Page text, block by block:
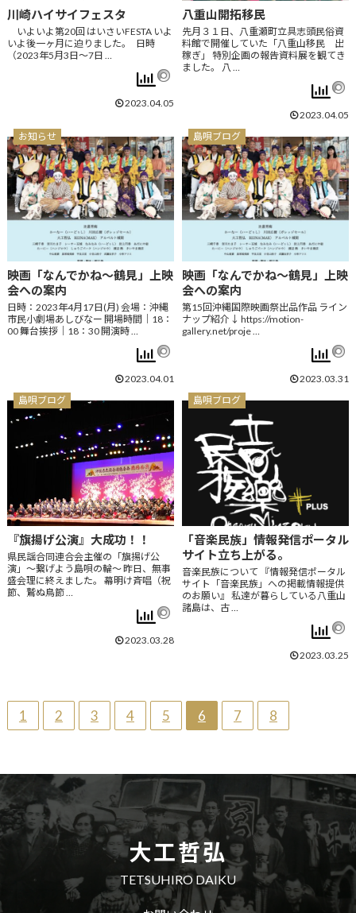
川崎ハイサイフェスタ
いよいよ第20回 はいさいFESTA いよ
いよ後一ヶ月に迫りました。 日時
（2023年5月3日～7日 …
2023.04.05
八重山開拓移民
先月３１日、八重瀬町立具志頭民俗資
料館で開催していた「八重山移民 出
稼ぎ」 特別企画の報告資料展を観てき
ました。 八 …
2023.04.05
お知らせ
映画「なんでかね～鶴見」上映
会への案内
日時：2023年4月17日(月) 会場：沖縄
市民小劇場あしびなー 開場時間｜18：
00 舞台挨拶｜18：30 開演時 …
2023.04.01
島唄ブログ
映画「なんでかね～鶴見」上映
会への案内
第15回沖縄国際映画祭出品作品 ライン
ナップ紹介↓ https://motion-
gallery.net/proje …
2023.03.31
島唄ブログ
『旗揚げ公演』大成功！！
県民謡合同連合会主催の「旗揚げ公
演」～繋げよう島唄の輪～ 昨日、無事
盛会理に終えました。 幕明け斉唱（祝
節、鷲ぬ鳥節 …
2023.03.28
島唄ブログ
「音楽民族」情報発信ポータル
サイト立ち上がる。
音楽民族について 『情報発信ポータル
サイト「音楽民族」への掲載情報提供
のお願い』 私達が暮らしている八重山
諸島は、古 …
2023.03.25
1 2 3 4 5 6 7 8
大工哲弘
TETSUHIRO DAIKU